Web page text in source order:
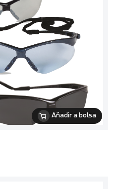
Añadir a bolsa